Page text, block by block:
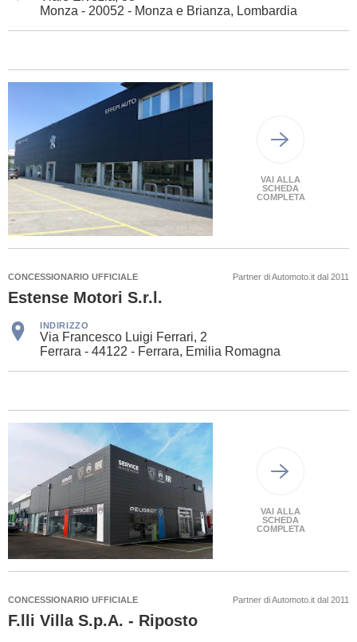
Monza - 20052 - Monza e Brianza, Lombardia
VAI ALLA
SCHEDA
COMPLETA
CONCESSIONARIO UFFICIALE Partner di Automoto.it dal 2011
Estense Motori S.r.l.
INDIRIZZO
Via Francesco Luigi Ferrari, 2
Ferrara - 44122 - Ferrara, Emilia Romagna
VAI ALLA
SCHEDA
COMPLETA
CONCESSIONARIO UFFICIALE Partner di Automoto.it dal 2011
F.lli Villa S.p.A. - Riposto